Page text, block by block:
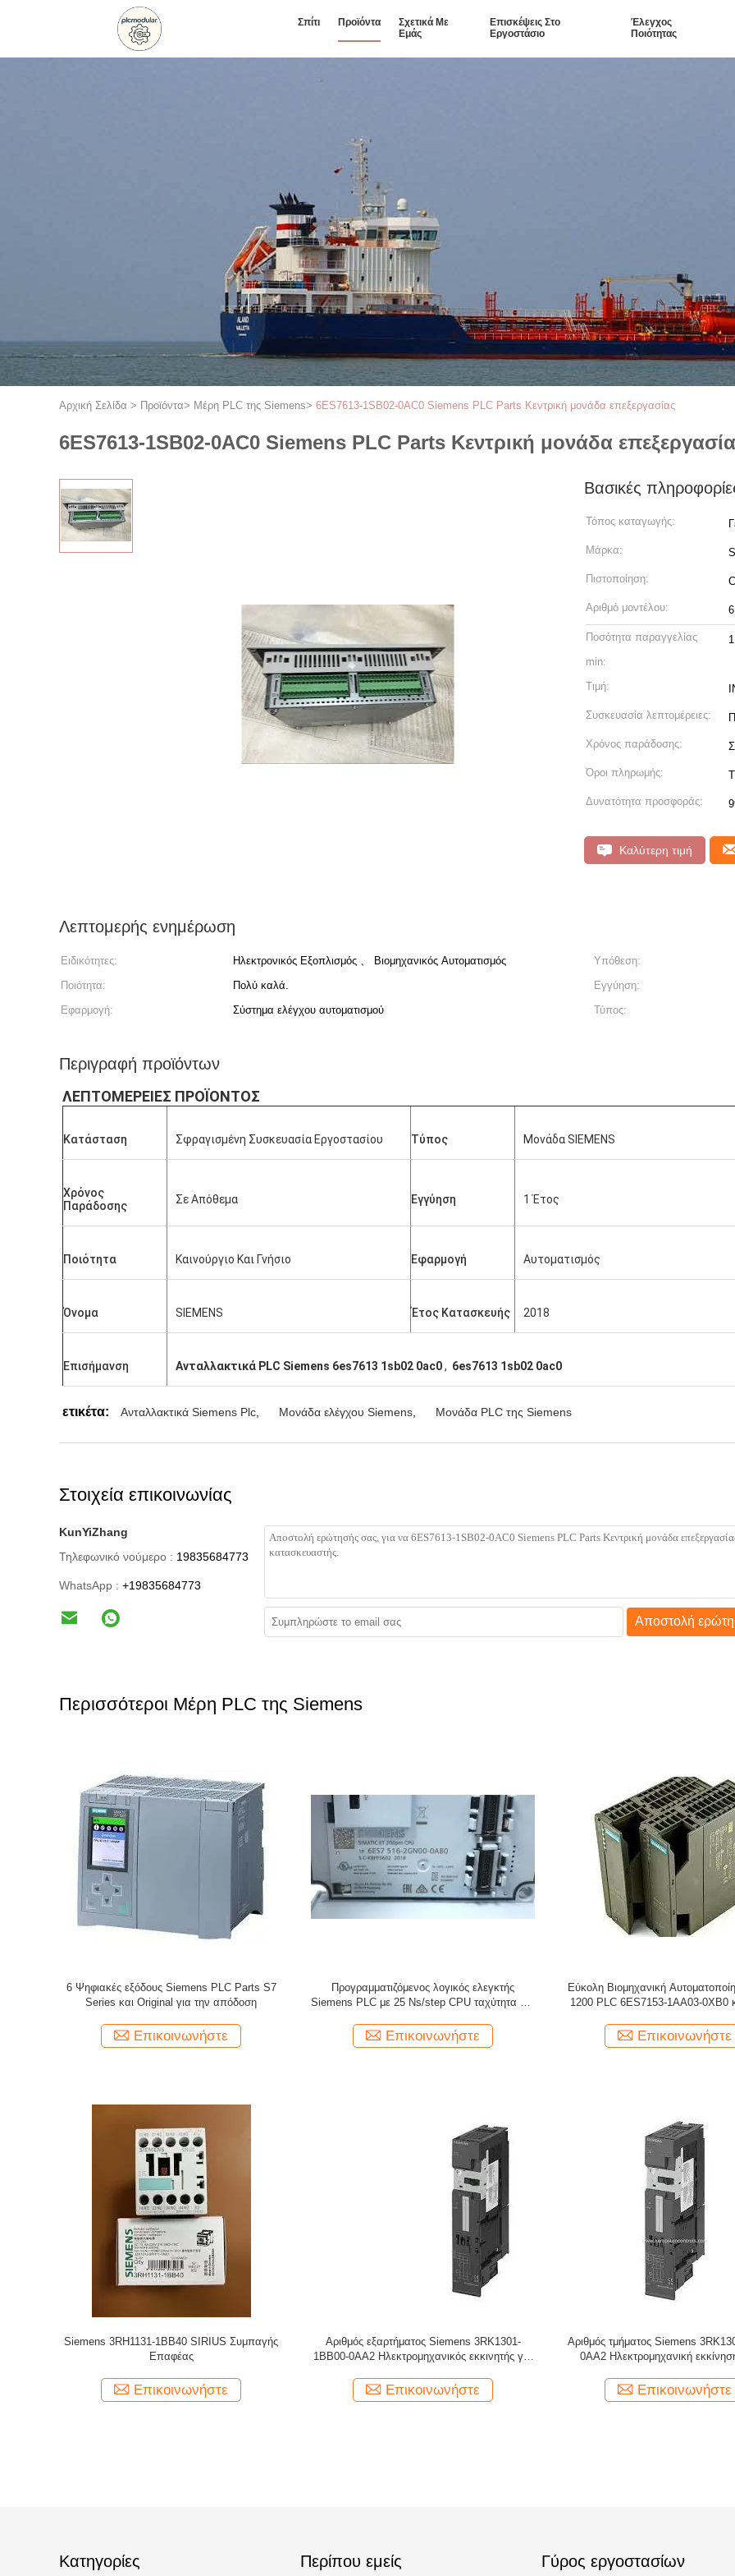
Σπίτι Προϊόντα
Σχετικά Με
Εμάς
Επισκέψεις Στο
Εργοστάσιο
Έλεγχος
Ποιότητας
Αρχική Σελίδα > Προϊόντα> Μέρη PLC της Siemens> 6ES7613-1SB02-0AC0 Siemens PLC Parts Κεντρική μονάδα επεξεργασίας
6ES7613-1SB02-0AC0 Siemens PLC Parts Κεντρική μονάδα
Βασικές
Τόπος καταγωγής:
Μάρκα:
Πιστοποίηση:
Αριθμό μοντέλου:
Ποσότητα παραγγελίας
min:
1
Τιμή:
Συσκευασία λεπτομέρειες:
Χρόνος παράδοσης:
Όροι πληρωμής:
Δυνατότητα προσφοράς:
Καλύτερη τιμή
Λεπτομερής ενημέρωση
Ειδικότητες: Ηλεκτρονικός Εξοπλισμός 、 Βιομηχανικός Αυτοματισμός
Υπόθεση:
Ποιότητα:
Πολύ καλά.
Εγγύηση:
Εφαρμογή:
Σύστημα ελέγχου αυτοματισμού Τύπος:
Περιγραφή προϊόντων
ΛΕΠΤΟΜΈΡΕΙΕΣ ΠΡΟΪΌΝΤΟΣ
Κατάσταση Σφραγισμένη Συσκευασία Εργοστασίου Τύπος Μονάδα SIEMENS
Χρόνος
Παράδοσης
Σε Απόθεμα Εγγύηση 1 Έτος
Ποιότητα Καινούργιο Και Γνήσιο Εφαρμογή Αυτοματισμός
Όνομα SIEMENS Έτος Κατασκευής 2018
Επισήμανση Ανταλλακτικά PLC Siemens 6es7613 1sb02 0ac0, 6es7613 1sb02 0ac0
ετικέτα: Ανταλλακτικά Siemens Plc Μονάδα ελέγχου Siemens Μονάδα PLC της Siemens
Στοιχεία επικοινωνίας
KunYiZhang
Τηλεφωνικό νούμερο : 19835684773
WhatsApp : +19835684773
Αποστολή
Περισσότεροι Μέρη PLC της Siemens
6 Ψηφιακές εξόδους Siemens PLC Parts S7
Series και Original για την απόδοση
Επικοινωνήστε
Προγραμματιζόμενος λογικός ελεγκτής
Siemens PLC με 25 Ns/step CPU ταχύτητα και
Επικοινωνήστε
Εύκολη Βιομηχανική
1200 PLC 6ES7153-1AA03-0XB0
Επικοινωνήστε
Siemens 3RH1131-1BB40 SIRIUS Συμπαγής
Επαφέας
Επικοινωνήστε
Αριθμός εξαρτήματος Siemens 3RK1301-
1BB00-0AA2 Ηλεκτρομηχανικός εκκινητής για
Επικοινωνήστε
Αριθμός τμήματος Siemens
0AA2 Ηλεκτρομηχανική
Επικοινωνήστε
Κατηγορίες Περίπου εμείς Γύρος εργοστασίων